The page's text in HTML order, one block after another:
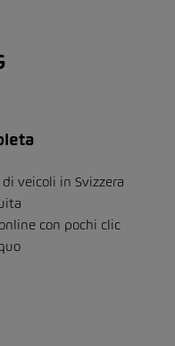
veicoli in Svizzera
con pochi clic